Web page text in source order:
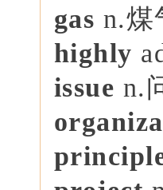
gas n.煤
highly
issue n.